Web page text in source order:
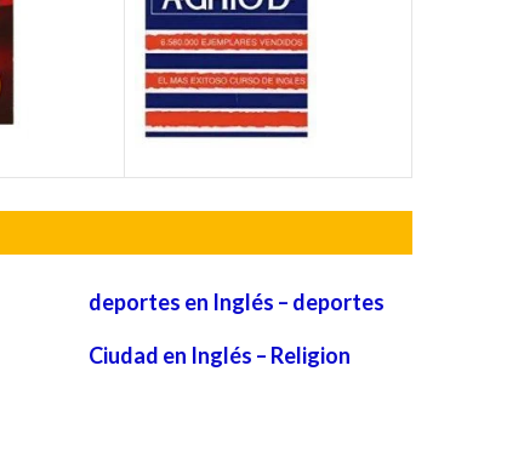
deportes en Inglés – deportes
Ciudad en Inglés – Religion